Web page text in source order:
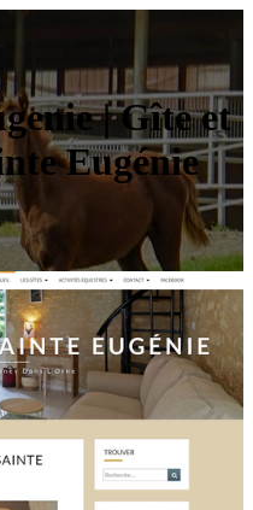
| Gîte et
Eugénie